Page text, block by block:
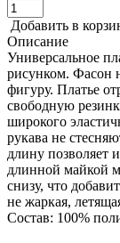
Добавить в
Описание
Универсальное
рисунком. Фасон
фигуру. Платье
свободную
широкого
рукава не
длину позволяет
длинной майкой
снизу, что
не жаркая,
Состав: 100%